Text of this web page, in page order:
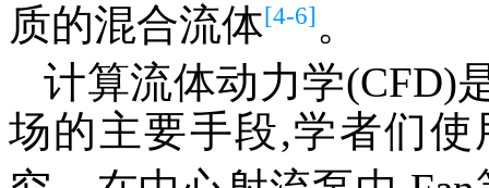
质的混合流体[4-6] 。
计算流体动力学(CFD)
场的主要手段,学者们